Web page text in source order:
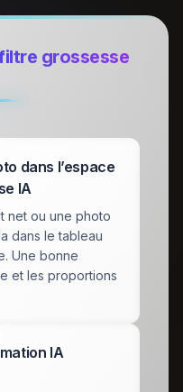
grossesse
dans l’espace
IA
net ou une photo
dans le tableau
Une bonne
et les proportions
IA